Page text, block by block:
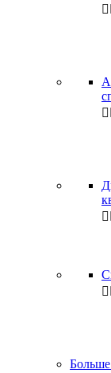




Больше